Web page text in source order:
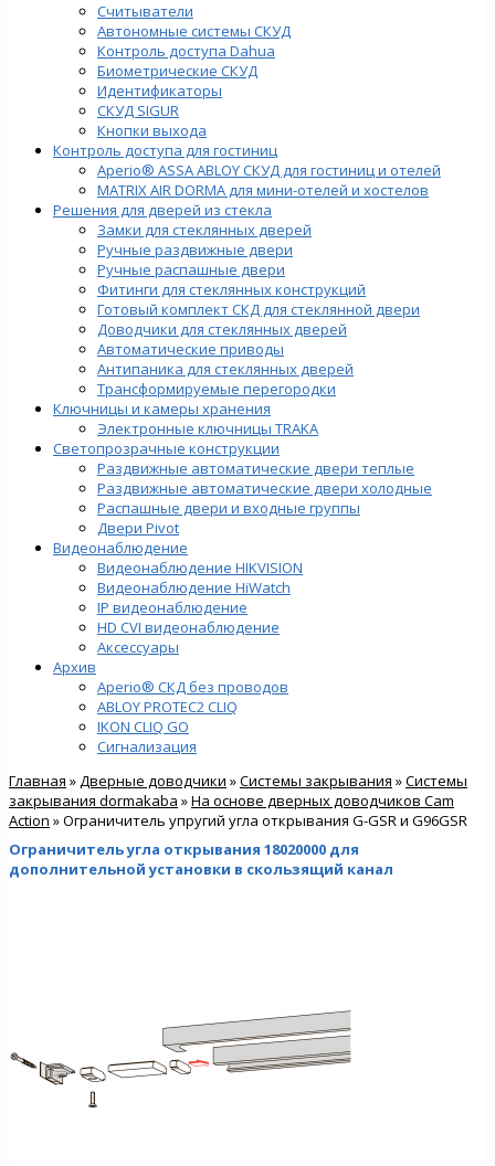
Считыватели
Автономные системы СКУД
Контроль доступа Dahua
Биометрические СКУД
Идентификаторы
СКУД SIGUR
Кнопки выхода
Контроль доступа для гостиниц
Aperio® ASSA ABLOY СКУД для гостиниц и отелей
MATRIX AIR DORMA для мини-отелей и хостелов
Решения для дверей из стекла
Замки для стеклянных дверей
Ручные раздвижные двери
Ручные распашные двери
Фитинги для стеклянных конструкций
Готовый комплект СКД для стеклянной двери
Доводчики для стеклянных дверей
Автоматические приводы
Антипаника для стеклянных дверей
Трансформируемые перегородки
Ключницы и камеры хранения
Электронные ключницы TRAKA
Светопрозрачные конструкции
Раздвижные автоматические двери теплые
Раздвижные автоматические двери холодные
Распашные двери и входные группы
Двери Pivot
Видеонаблюдение
Видеонаблюдение HIKVISION
Видеонаблюдение HiWatch
IP видеонаблюдение
HD CVI видеонаблюдение
Аксессуары
Архив
Aperio® СКД без проводов
ABLOY PROTEC2 CLIQ
IKON CLIQ GO
Сигнализация
Главная » Дверные доводчики »Cистемы закрывания »Системы
закрывания dormakaba »На основе дверных доводчиков Cam
Action » Ограничитель упругий угла открывания G-GSR и G96GSR
Ограничитель угла открывания 18020000 для
дополнительной установки в скользящий канал